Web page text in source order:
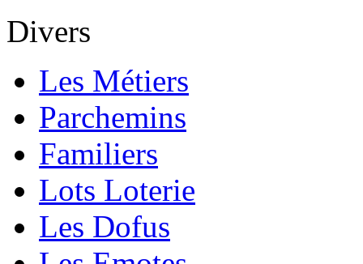
Divers
Les Métiers
Parchemins
Familiers
Lots Loterie
Les Dofus